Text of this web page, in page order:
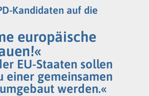
Kandidaten auf die
europäische
EU-Staaten sollen
einer gemeinsamen
werden.«